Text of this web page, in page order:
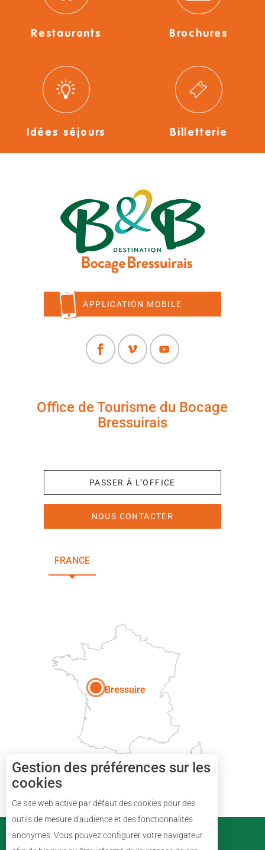
Description
Restaurants Brochures
Idées séjours Billetterie
APPLICATION MOBILE
Office de Tourisme du Bocage
Bressuirais
PASSER À L'OFFICE
NOUS CONTACTER
FRANCE
Bressuire
PARTENAIRES
Gestion des préférences sur les
cookies
Ce site web active par défaut des cookies pour des
outils de mesure d'audience et des fonctionnalités
anonymes. Vous pouvez configurer votre navigateur